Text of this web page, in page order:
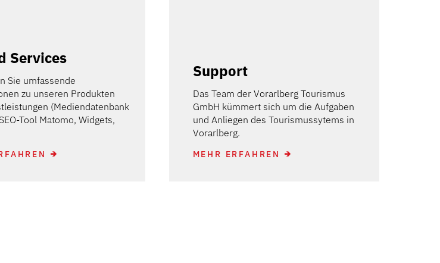
Services
Sie umfassende
zu unseren Produkten
(Mediendatenbank
Tool Matomo, Widgets,
Support
Das Team der Vorarlberg Tourismus
GmbH kümmert sich um die Aufgaben
und Anliegen des Tourismussytems in
Vorarlberg.
MEHR ERFAHREN